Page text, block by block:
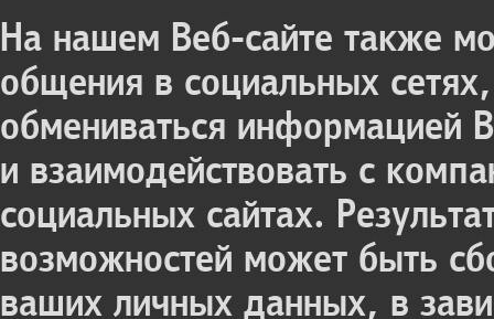
На нашем Веб-сайте также
общения в социальных
обмениваться информацией
и взаимодействовать с
социальных сайтах.
возможностей может быть
ваших личных данных, в